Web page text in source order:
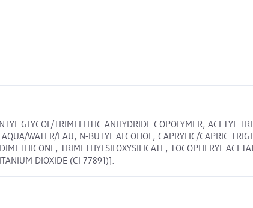
GLYCOL/TRIMELLITIC ANHYDRIDE COPOLYMER, ACETYL
WATER/EAU, N-BUTYL ALCOHOL, CAPRYLIC/CAPRIC
TRIMETHYLSILOXYSILICATE, TOCOPHERYL
DIOXIDE (CI 77891)].